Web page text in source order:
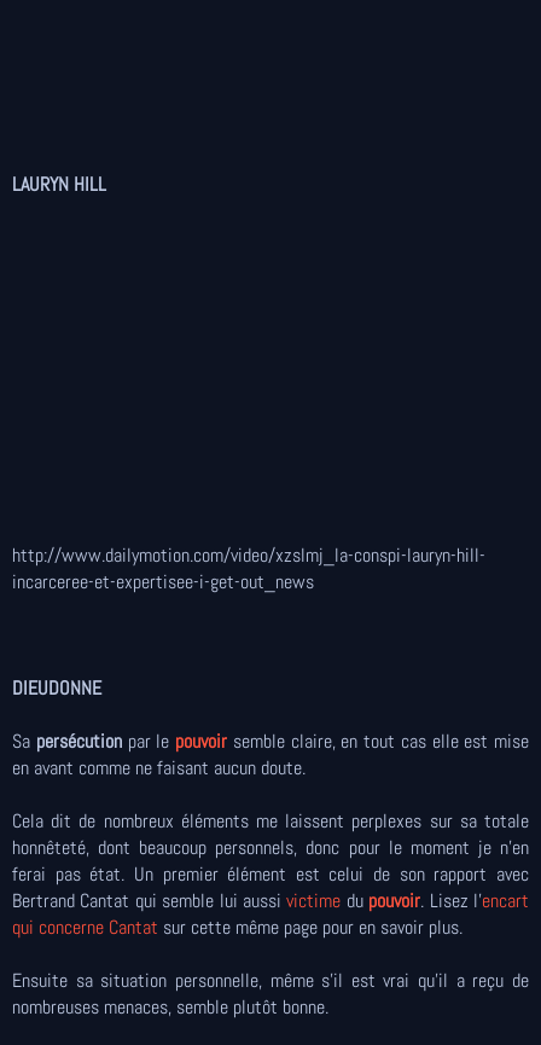
LAURYN HILL
http://www.dailymotion.com/video/xzslmj_la-conspi-lauryn-hill-
incarceree-et-expertisee-i-get-out_news
DIEUDONNE
Sa persécutionpar le pouvoir semble claire, en tout cas elle est mise
en avant comme ne faisant aucun doute.
Cela dit de nombreux éléments me laissent perplexes sur sa totale
honnêteté, dont beaucoup personnels, donc pour le moment je n'en
ferai pas état. Un premier élément est celui de son rapport avec
Bertrand Cantat qui semble lui aussivictime du pouvoir. Lisez l'encart
qui concerne Cantat sur cette même page pour en savoir plus.
Ensuite sa situation personnelle, même s'il est vrai qu'il a reçu de
nombreuses menaces, semble plutôt bonne.